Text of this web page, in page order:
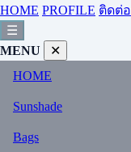
HOME PROFILE ติดต่อ
☰
MENU
✕
HOME
Sunshade
Bags